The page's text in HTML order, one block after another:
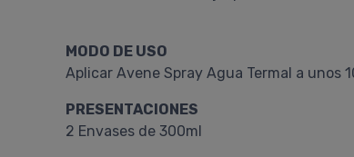
MODO DE USO
Aplicar Avene Spray Agua Termal a unos
PRESENTACIONES
2 Envases de 300ml